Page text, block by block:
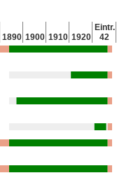
1890 1900 1910 1920
Eintr.
42